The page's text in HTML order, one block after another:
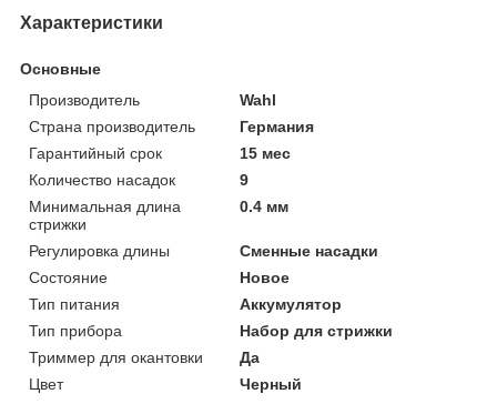
Характеристики
Основные
Производитель
Wahl
Страна производитель
Германия
Гарантийный срок
15 мес
Количество насадок
9
Минимальная длина
стрижки
0.4 мм
Регулировка длины
Сменные насадки
Состояние
Новое
Тип питания
Аккумулятор
Тип прибора
Набор для стрижки
Триммер для окантовки
Да
Цвет
Черный